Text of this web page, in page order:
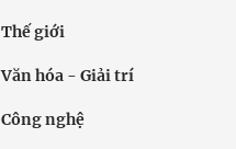
Thế giới
Văn hóa - Giải trí
Công nghệ